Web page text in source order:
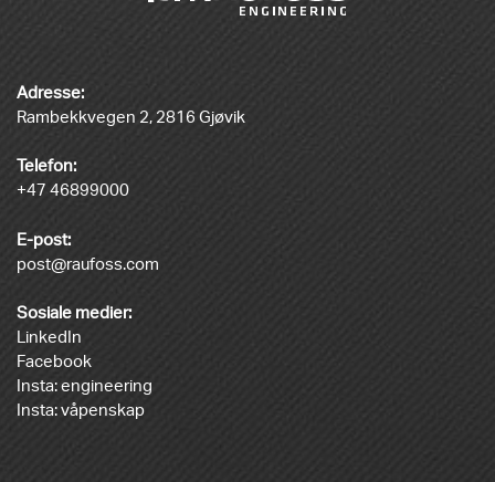
Adresse:
Rambekkvegen 2, 2816 Gjøvik
Telefon:
+47 46899000
E-post:
post@raufoss.com
Sosiale medier:
LinkedIn
Facebook
Insta: engineering
Insta: våpenskap